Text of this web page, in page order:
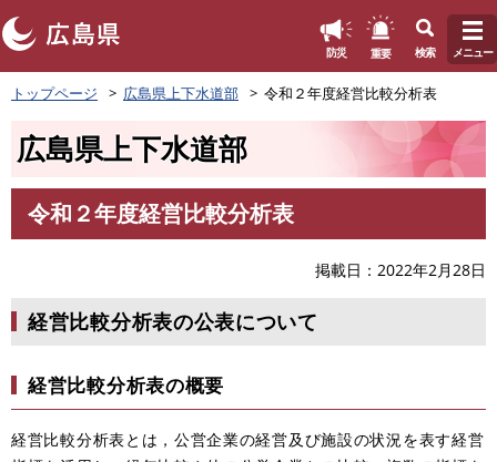
ペ
ー
頭
す
防災 重要 検索 メニュー
トップページ 広島県上下水道部 令和２年度経営比較分析表
広島県上下水道部
文
令和２年度経営比較分析表
掲載日 2022年2月28日
経営比較分析表の公表について
経営比較分析表の概要
経営比較分析表とは，公営企業の経営及び施設の状況を表す経営